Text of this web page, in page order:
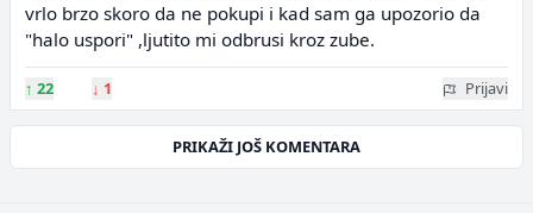
vrlo brzo skoro da ne pokupi i kad sam ga upozorio da
"halo uspori" ,ljutito mi odbrusi kroz zube.
↑ 22 ↓ 1 Prijavi
PRIKAŽI JOŠ KOMENTARA